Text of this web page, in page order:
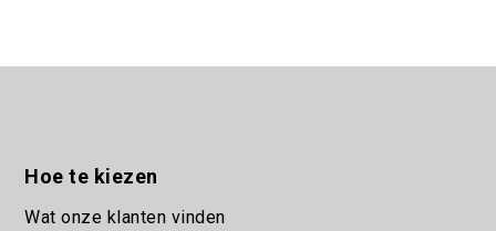
Hoe te kiezen
Wat onze klanten vinden